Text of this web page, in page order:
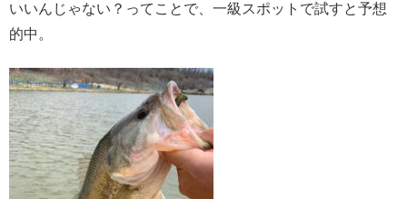
いいんじゃない？ってことで、一級スポットで試すと予想
的中。